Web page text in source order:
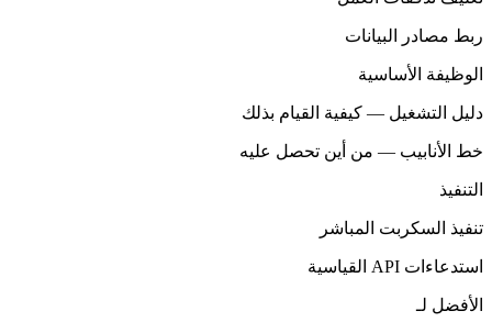
ربط مصادر البيانات
الوظيفة الأساسية
دليل التشغيل — كيفية القيام بذلك
خط الأنابيب — من أين تحصل عليه
التنفيذ
تنفيذ السكربت المباشر
استدعاءات API القياسية
الأفضل لـ